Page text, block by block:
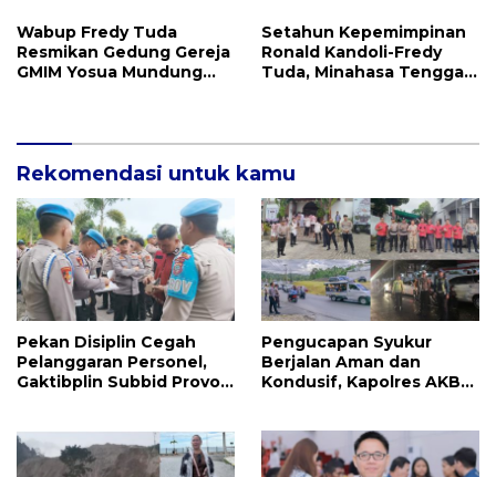
Wabup Fredy Tuda
Resmikan Gedung Gereja
GMIM Yosua Mundung
Setahun Kepemimpinan
Ronald Kandoli-Fredy
Tuda, Minahasa Tenggara
Rekomendasi untuk kamu
Pekan Disiplin Cegah
Pelanggaran Personel,
Gaktibplin Subbid Provos
Pengucapan Syukur
Berjalan Aman dan
Kondusif, Kapolres AKBP
Mitra